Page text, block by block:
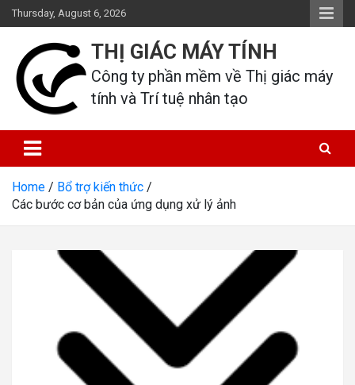
Skip
to
content
Thursday, August 6, 2026
THỊ GIÁC MÁY TÍNH
Công ty phần mềm về Thị giác máy
tính và Trí tuệ nhân tạo
Home
Bổ trợ kiến thức
Các bước cơ bản của ứng dụng xử lý ảnh